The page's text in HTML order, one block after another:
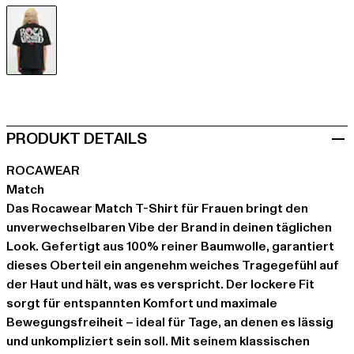
PRODUKT DETAILS
ROCAWEAR
Match
Das Rocawear Match T-Shirt für Frauen bringt den
unverwechselbaren Vibe der Brand in deinen täglichen
Look. Gefertigt aus 100% reiner Baumwolle, garantiert
dieses Oberteil ein angenehm weiches Tragegefühl auf
der Haut und hält, was es verspricht. Der lockere Fit
sorgt für entspannten Komfort und maximale
Bewegungsfreiheit – ideal für Tage, an denen es lässig
und unkompliziert sein soll. Mit seinem klassischen